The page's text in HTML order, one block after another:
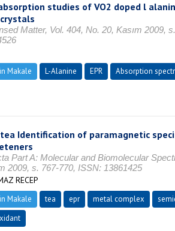
studies of VO2 doped l
Matter, Vol. 404, No. 20, Kasım 2009,
Makale L-Alanine EPR
Absorption
tea Identification of paramagnetic
Part A: Molecular and Biomolecular
2009, s. 767-770, ISSN: 13861425
RECEP
Makale tea epr metal complex